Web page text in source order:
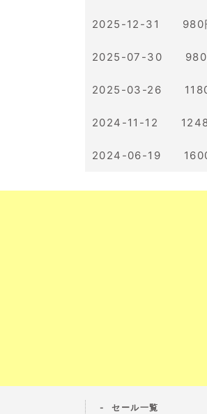
2025-12-31 980
2025-07-30 980
2025-03-26
2024-11-12 1248
2024-06-19
セール一覧